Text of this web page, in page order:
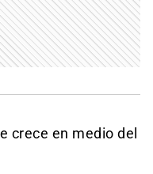
crece en medio del